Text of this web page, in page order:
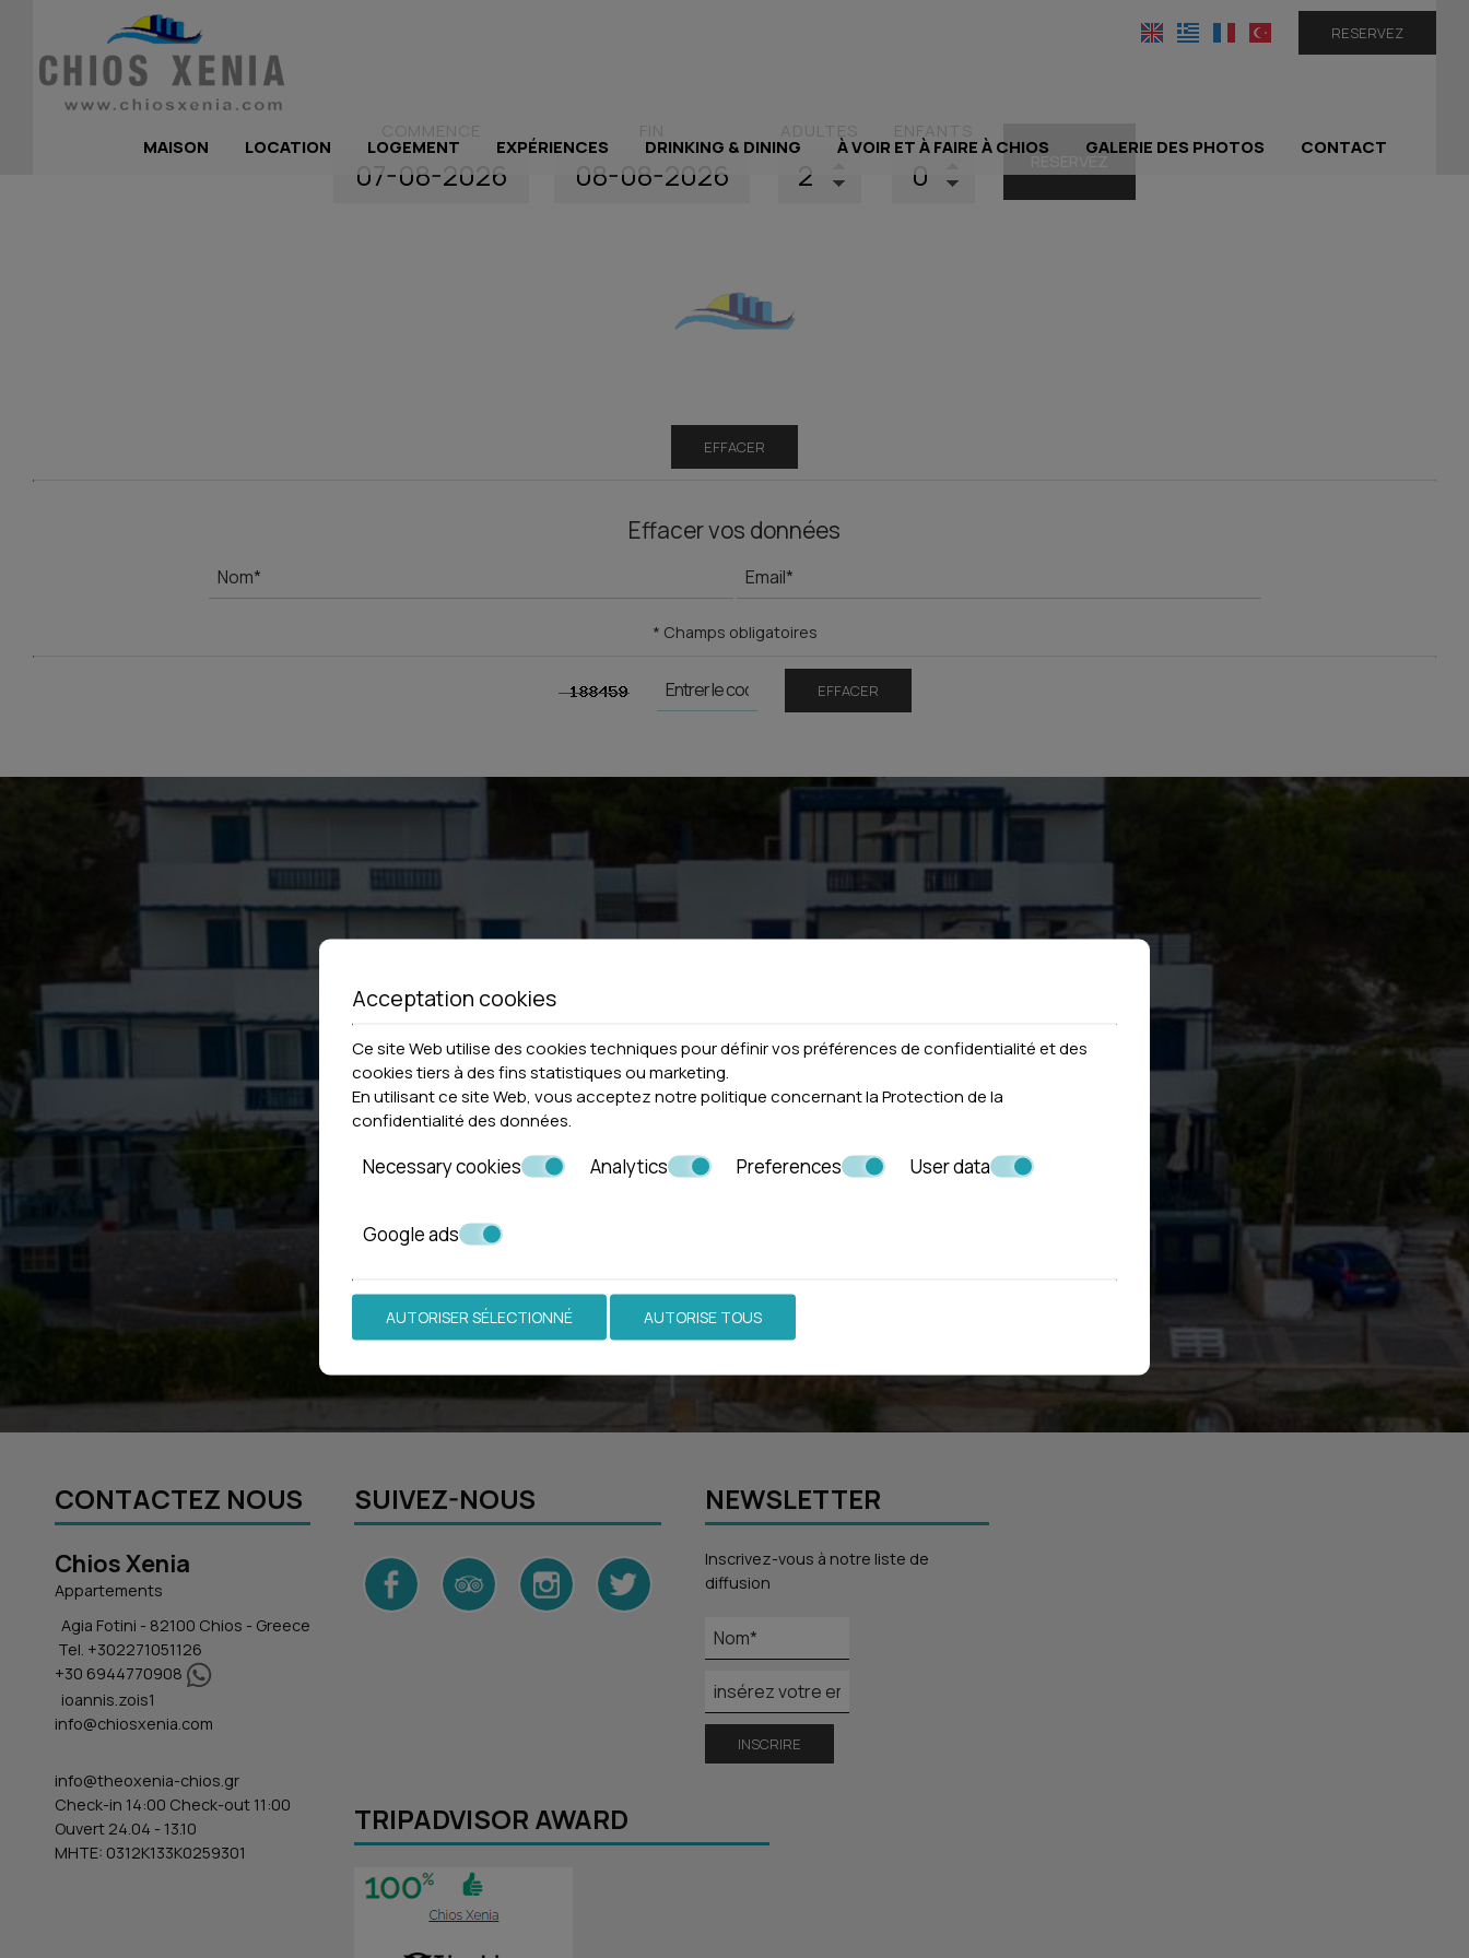
RESERVEZ
MAISON LOCATION LOGEMENT EXPÉRIENCES DRINKING & DINING À VOIR ET À FAIRE À CHIOS GALERIE DES PHOTOS CONTACT
EFFACER
Effacer vos données
* Champs obligatoires
EFFACER
Faites une réservation
CONTACTEZ NOUS
Chios Xenia
Appartements
Agia Fotini - 82100 Chios - Greece
Tel. +302271051126
+30 6944770908
ioannis.zois1
info@chiosxenia.com
info@theoxenia-chios.gr
Check-in 14:00 Check-out 11:00
Ouvert 24.04 - 13.10
MHTE: 0312K133K0259301
SUIVEZ-NOUS NEWSLETTER
Inscrivez-vous à notre liste de
diffusion
INSCRIRE
TRIPADVISOR AWARD
Acceptation cookies
Ce site Web utilise des cookies techniques pour définir vos préférences de confidentialité et des
cookies tiers à des fins statistiques ou marketing.
En utilisant ce site Web, vous acceptez notre politique concernant laProtection de la
confidentialité des données.
Necessary cookies Analytics Preferences User data
Google ads
AUTORISER SÉLECTIONNÉ AUTORISE TOUS